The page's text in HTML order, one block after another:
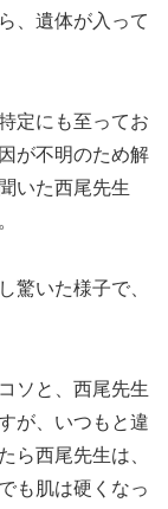
、遺体が入って
定にも至ってお
が不明のため解
いた西尾先生
驚いた様子で、
ソと、西尾先生
が、いつもと違
ら西尾先生は、
も肌は硬くなっ